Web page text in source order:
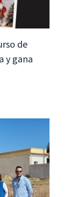
de
y gana